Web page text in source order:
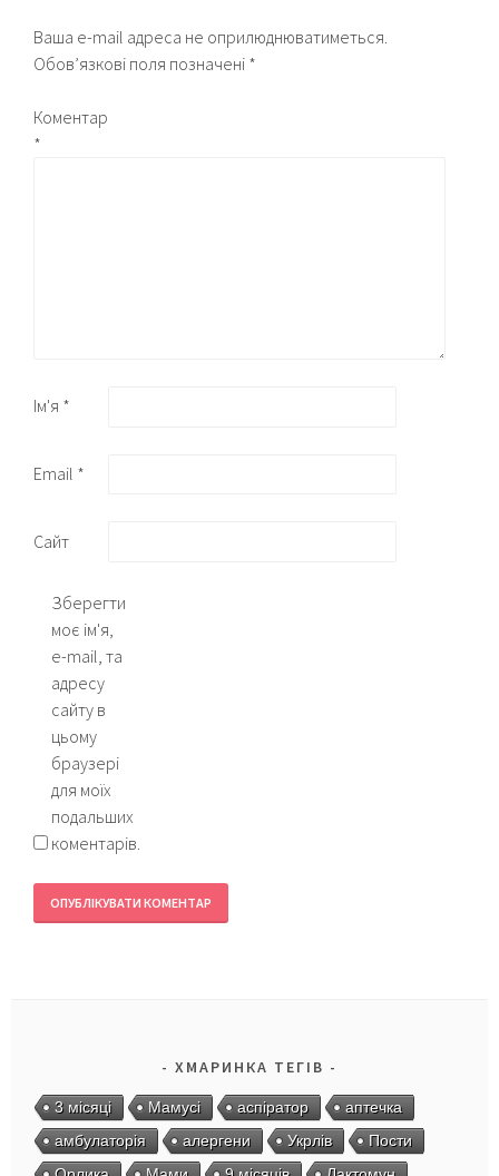
Ваша e-mail адреса не оприлюднюватиметься.
Обов’язкові поля позначені *
Коментар
*
Ім'я *
Email *
Сайт
Зберегти
моє ім'я,
e-mail, та
адресу
сайту в
цьому
браузері
для моїх
подальших
коментарів.
ХМАРИНКА ТЕГІВ
3 місяці Мамусі аспіратор
аптечка
амбулаторія
алергени Укрлів
Пости